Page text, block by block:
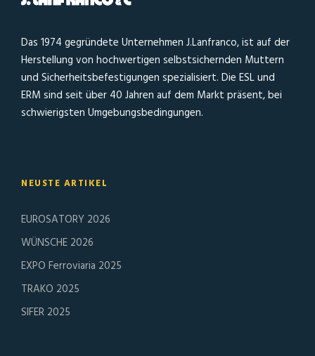
Das 1974 gegründete Unternehmen J.Lanfranco, ist auf der
Herstellung von hochwertigen selbstsichernden Muttern
und Sicherheitsbefestigungen spezialisiert. Die ESL und
ERM sind seit über 40 Jahren auf dem Markt präsent, bei
schwierigsten Umgebungsbedingungen.
NEUSTE ARTIKEL
EUROSATORY 2026
WÜNSCHE 2026
EXPO Ferroviaria 2025
TRAKO 2025
SIFER 2025